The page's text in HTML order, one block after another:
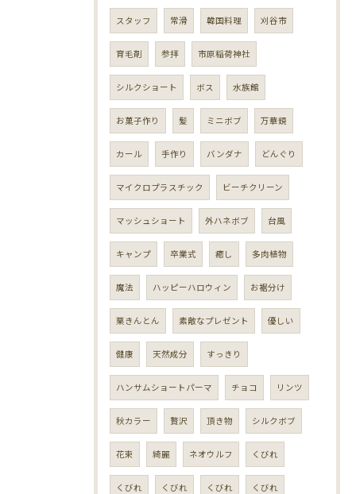
スタッフ 常滑 韓国料理 刈谷市
育毛剤 参拝 市原稲荷神社
シルクショート ボス 水族館
お菓子作り 髪 ミニボブ 万華鏡
カール 手作り バンダナ どんぐり
マイクロプラスチック ビーチクリーン
マッシュショート 外ハネボブ 台風
キャンプ 卒業式 癒し 多肉植物
魔法 ハッピーハロウィン お裾分け
栗きんとん 素敵なプレゼント 優しい
健康 天然成分 すっきり
ハンサムショートパーマ チョコ リンツ
秋カラー 贅沢 頂き物 シルクボブ
花束 綺麗 ネオウルフ くびれ
くびれ くびれ くびれ くびれ